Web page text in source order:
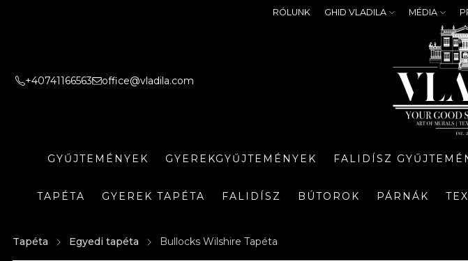
RÓLUNK GHID VLADILA MÉDIA
+40741166563 office@vladila.com
GYŰJTEMÉNYEK GYEREKGYŰJTEMÉNYEK FALIDÍSZ
TAPÉTA GYEREK TAPÉTA FALIDÍSZ BÚTOROK PÁRNÁK
Tapéta Egyedi tapéta Bullocks Wilshire Tapéta